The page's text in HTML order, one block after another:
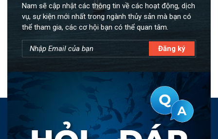
Nam sẽ cập nhật các thông tin về các hoạt động, dịch
vụ, sự kiện mới nhất trong ngành thủy sản mà bạn có
thể tham gia, các cơ hội bạn có thể quan tâm.